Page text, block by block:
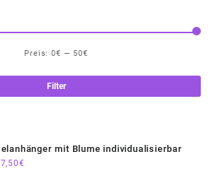
Filter
Preis:0€ — 50€
mit Blume individualisierbar
Ursprünglicher
7,50€